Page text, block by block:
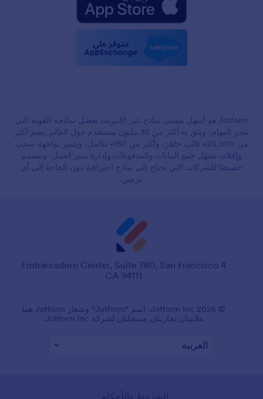
Jotform هو أسهل منشئ نماذج عبر الإنترنت بفضل نماذجه القوية التي
تنجز المهام، ويثق به أكثر من 35 مليون مستخدم حول العالم. يضم أكثر
من 20,000+ قالب جاهز، وأكثر من 150+ تكامل، ويتميز بواجهة سحب
وإفلات تسهّل جمع البيانات والمدفوعات وإدارة سير العمل، ومصمم
خصيصًا للشركات التي تحتاج إلى نماذج احترافية دون الحاجة إلى أي
ترميز.
4 Embarcadero Center, Suite 780, San Francisco
CA 94111
© 2026 Jotform Inc. اسم "Jotform" وشعار Jotform هما
علامتان تجاريتان مسجلتان لشركة Jotform Inc.
الشروط والأحكام